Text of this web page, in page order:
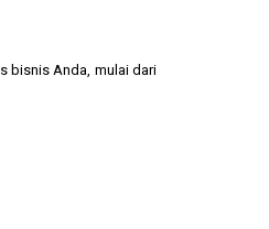
bisnis Anda, mulai dari